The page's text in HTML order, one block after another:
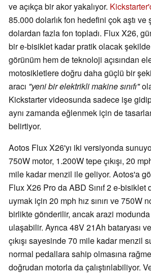
ve açıkça bir akor yakalıyor.
85.000 dolarlık fon hedefini çok aştı
dolardan fazla fon topladı. Flux X26,
bir e-bisiklet kadar pratik olacak
görünüm hem de teknoloji açısından
motosikletlere doğru daha güçlü bir
aracı "yeni bir elektrikli makine sınıfı"
Kickstarter videosunda sadece işe
aynı zamanda eğlenmek için de
belirtiyor.
Aotos Flux X26'yı iki versiyonda
750W motor, 1.200W tepe çıkışı, 20
mile kadar menzil ile geliyor. Aotos'a
Flux X26 Pro da ABD Sınıf 2 e-
uymak için 20 mph hız sınırı ve 750W
birlikte gönderilir, ancak arazi modunda
ulaşabilir. Ayrıca 48V 21Ah bataryası
çıkışı sayesinde 70 mile kadar menzil
normal pedallara sahip olmasına
doğrudan motorla da çalıştırılabiliyor.